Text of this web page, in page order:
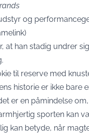
og
at han stadig undrer
til reserve med
historie er ikke bare
er en påmindelse
sporten kan
kan betyde, når